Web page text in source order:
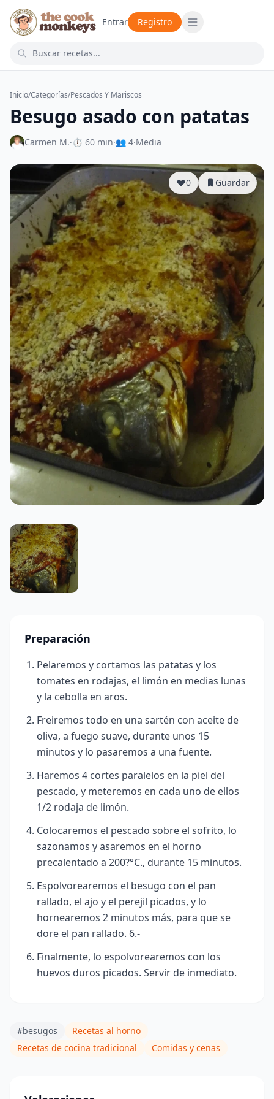
Entrar Registro
Inicio/Categorías/Pescados Y Mariscos
Besugo asado con patatas
Carmen M.·⏱ 60 min·👥 4·Media
0 Guardar
Preparación
Pelaremos y cortamos las patatas y los
tomates en rodajas, el limón en medias lunas
y la cebolla en aros.
Freiremos todo en una sartén con aceite de
oliva, a fuego suave, durante unos 15
minutos y lo pasaremos a una fuente.
Haremos 4 cortes paralelos en la piel del
pescado, y meteremos en cada uno de ellos
1/2 rodaja de limón.
Colocaremos el pescado sobre el sofrito, lo
sazonamos y asaremos en el horno
precalentado a 200?°C., durante 15 minutos.
Espolvorearemos el besugo con el pan
rallado, el ajo y el perejil picados, y lo
hornearemos 2 minutos más, para que se
dore el pan rallado. 6.-
Finalmente, lo espolvorearemos con los
huevos duros picados. Servir de inmediato.
#besugos
Recetas al horno
Recetas de cocina tradicional
Comidas y cenas